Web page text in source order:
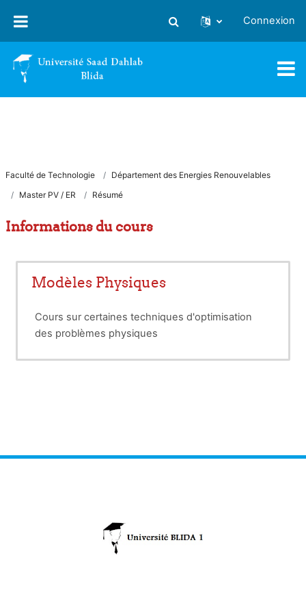
Activer/désactiver la saisie
Connexion
Faculté de Technologie
Département des Energies Renouvelables
Master PV / ER
Résumé
Informations du cours
Modèles Physiques
Cours sur certaines techniques d'optimisation
des problèmes physiques